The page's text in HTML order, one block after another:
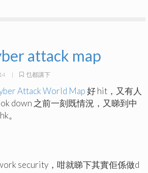
attack map
| 乜都講下
Attack World Map好 hit，又有人
down 之前一刻既情況，又睇到中
。
security，咁就睇下其實佢係做d